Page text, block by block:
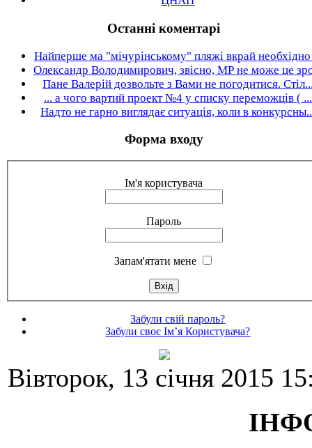
Останні коментарі
Найперше ма "мічурінському" пляжі вкрай необхідно
Олександр Володимирович, звісно, МР не може це
Пане Валерій дозвольте з Вами не погодитися.
... а чого вартий проект №4 у списку переможців ( ...
Надто не гарно виглядає ситуація, коли в
Форма входу
Ім'я користувача
Пароль
Запам'ятати мене
Забули свій пароль?
Забули своє Ім’я Користувача?
Вівторок, 13 січня 2015